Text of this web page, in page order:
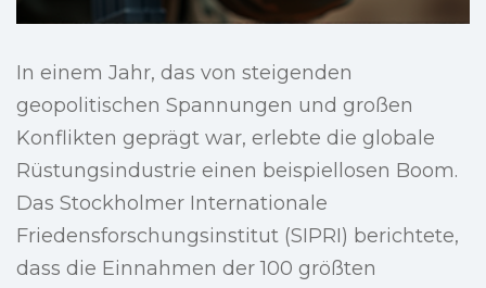
In einem Jahr, das von steigenden
geopolitischen Spannungen und großen
Konflikten geprägt war, erlebte die globale
Rüstungsindustrie einen beispiellosen Boom.
Das Stockholmer Internationale
Friedensforschungsinstitut (SIPRI) berichtete,
dass die Einnahmen der 100 größten